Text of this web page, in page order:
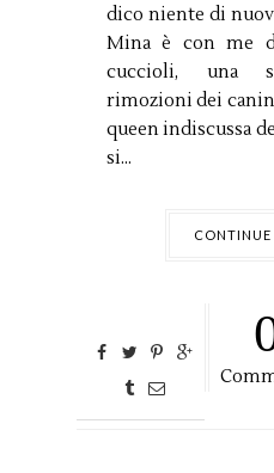
dico niente di
Mina è con me
cuccioli, una
rimozioni dei
queen indiscussa
si...
CONTINUE